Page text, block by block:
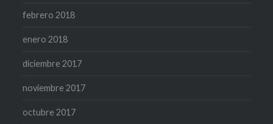
febrero 2018
enero 2018
diciembre 2017
noviembre 2017
octubre 2017